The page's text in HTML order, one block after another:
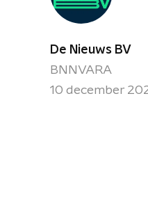
De Nieuws BV
BNNVARA
10 december